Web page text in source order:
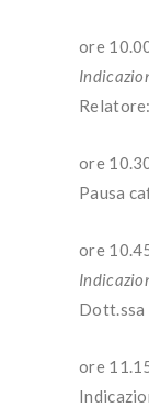
ore
Relatore:
ore
Pausa
ore
Dott.ssa
ore